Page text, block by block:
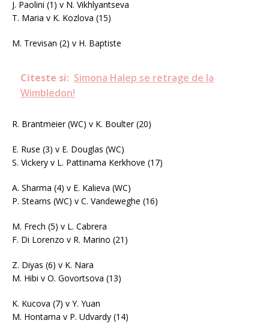
J. Paolini (1) v N. Vikhlyantseva
T. Maria v K. Kozlova (15)
M. Trevisan (2) v H. Baptiste
Citeste si: Simona Halep se retrage de la
Wimbledon!
R. Brantmeier (WC) v K. Boulter (20)
E. Ruse (3) v E. Douglas (WC)
S. Vickery v L. Pattinama Kerkhove (17)
A. Sharma (4) v E. Kalieva (WC)
P. Stearns (WC) v C. Vandeweghe (16)
M. Frech (5) v L. Cabrera
F. Di Lorenzo v R. Marino (21)
Z. Diyas (6) v K. Nara
M. Hibi v O. Govortsova (13)
K. Kucova (7) v Y. Yuan
M. Hontama v P. Udvardy (14)